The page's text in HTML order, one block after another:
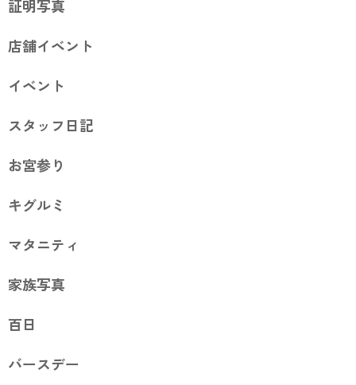
証明写真
店舗イベント
イベント
スタッフ日記
お宮参り
キグルミ
マタニティ
家族写真
百日
バースデー